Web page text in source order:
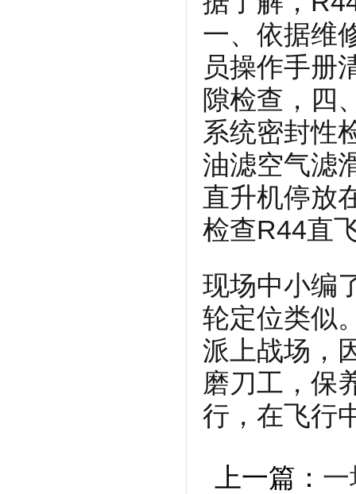
一、依据维
员操作手册
隙检查，四
系统密封性
油滤空气滤
直升机停放
检查R44直
现场中小编
轮定位类似
派上战场，
磨刀工，保
行，在飞行
上一篇：